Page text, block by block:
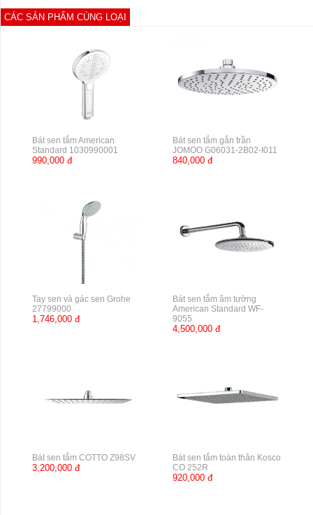
CÁC SẢN PHẨM CÙNG LOẠI
Bát sen tắm American
Standard 1030990001
990,000 đ
Bát sen tắm gắn trần
JOMOO G06031-2B02-I011
840,000 đ
Tay sen và gác sen Grohe
27799000
1,746,000 đ
Bát sen tắm âm tường
American Standard WF-
9055
4,500,000 đ
Bát sen tắm COTTO Z98SV
3,200,000 đ
Bát sen tắm toàn thân Kosco
CO 252R
920,000 đ